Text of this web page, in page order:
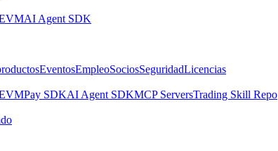
AI Agent SDK
EventosEmpleoSociosSeguridadLicencias
Pay SDKAI Agent SDKMCP ServersTrading Skill Repo